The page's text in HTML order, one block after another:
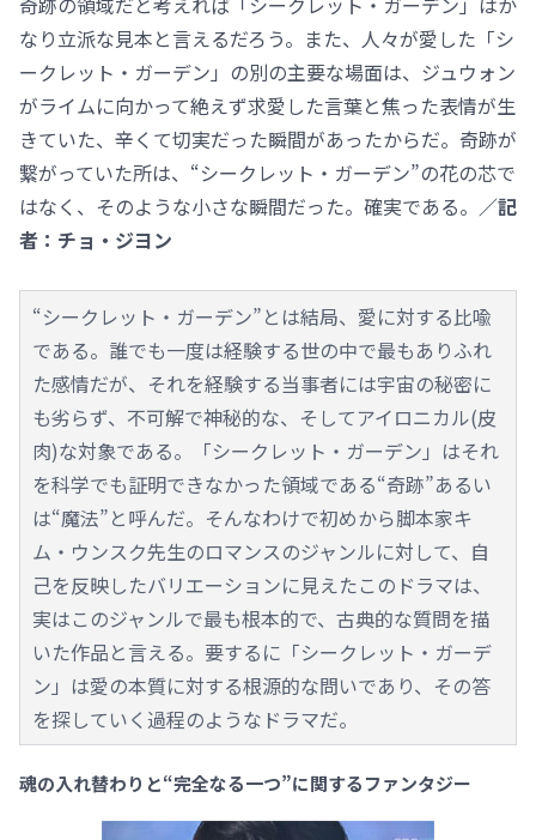
なり立派な見本と言えるだろう。また、人々が愛した「シ
ークレット・ガーデン」の別の主要な場面は、ジュウォン
がライムに向かって絶えず求愛した言葉と焦った表情が生
きていた、辛くて切実だった瞬間があったからだ。奇跡が
繋がっていた所は、“シークレット・ガーデン”の花の芯で
はなく、そのような小さな瞬間だった。確実である。 ／記
者：チョ・ジヨン
“シークレット・ガーデン”とは結局、愛に対する比喩
である。誰でも一度は経験する世の中で最もありふれ
た感情だが、それを経験する当事者には宇宙の秘密に
も劣らず、不可解で神秘的な、そしてアイロニカル(皮
肉)な対象である。「シークレット・ガーデン」はそれ
を科学でも証明できなかった領域である“奇跡”あるい
は“魔法”と呼んだ。そんなわけで初めから脚本家キ
ム・ウンスク先生のロマンスのジャンルに対して、自
己を反映したバリエーションに見えたこのドラマは、
実はこのジャンルで最も根本的で、古典的な質問を描
いた作品と言える。要するに「シークレット・ガーデ
ン」は愛の本質に対する根源的な問いであり、その答
を探していく過程のようなドラマだ。
魂の入れ替わりと“完全なる一つ”に関するファンタジー